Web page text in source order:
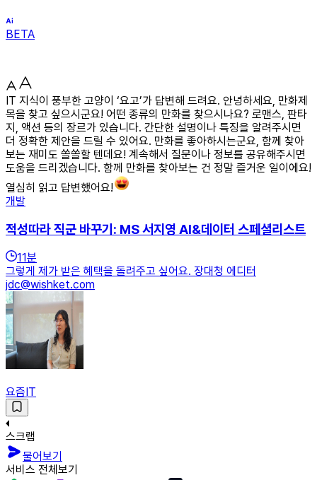
BETA
IT 지식이 풍부한 고양이 ‘요고’가 답변해 드려요. 안녕하세요, 만화제
목을 찾고 싶으시군요! 어떤 종류의 만화를 찾으시나요? 로맨스, 판타
지, 액션 등의 장르가 있습니다. 간단한 설명이나 특징을 알려주시면
더 정확한 제안을 드릴 수 있어요. 만화를 좋아하시는군요, 함께 찾아
보는 재미도 쏠쏠할 텐데요! 계속해서 질문이나 정보를 공유해주시면
도움을 드리겠습니다. 함께 만화를 찾아보는 건 정말 즐거운 일이에요!
열심히 읽고 답변했어요!
개발
적성따라 직군 바꾸기: MS 서지영 AI&데이터 스페셜리스트
11분
그렇게 제가 받은 혜택을 돌려주고 싶어요. 장대청 에디터
jdc@wishket.com
요즘IT
스크랩
물어보기
서비스 전체보기